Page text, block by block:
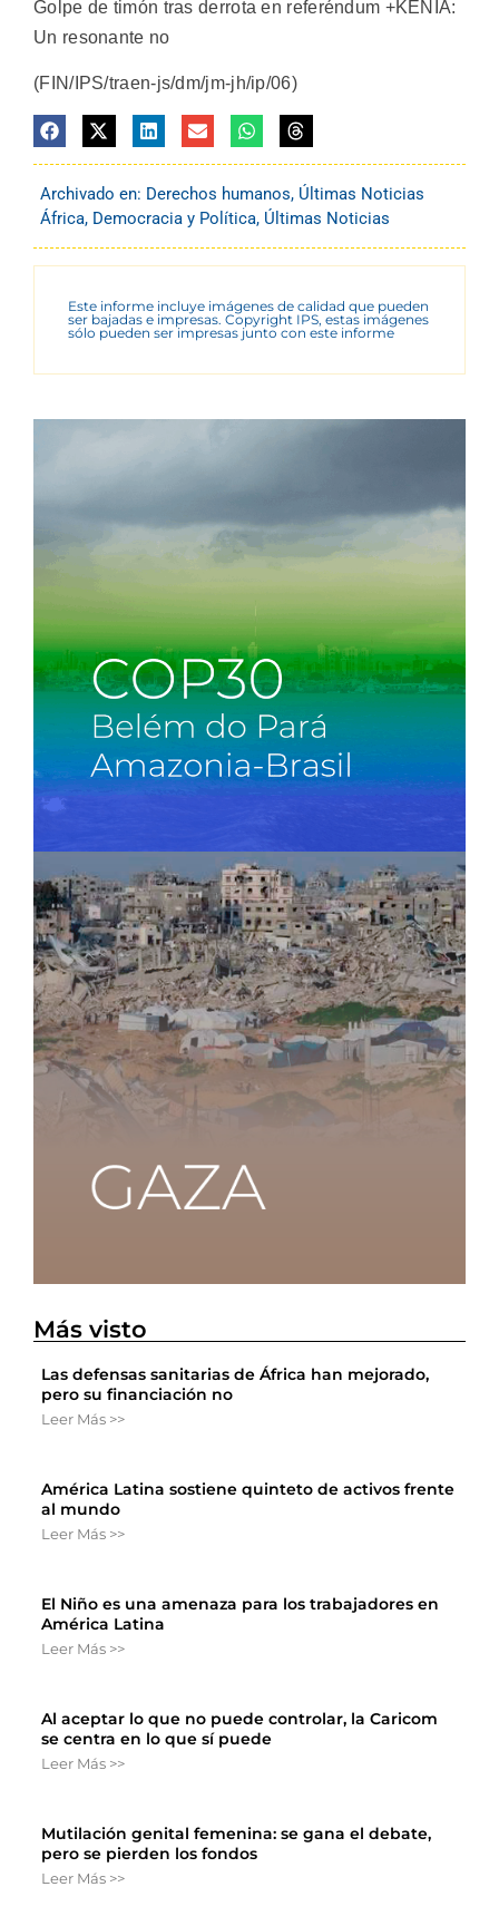
Golpe de timón tras derrota en referéndum +KENIA:
Un resonante no
(FIN/IPS/traen-js/dm/jm-jh/ip/06)
Archivado en: Derechos humanos, Últimas Noticias
África, Democracia y Política, Últimas Noticias
Este informe incluye imágenes de calidad que pueden
ser bajadas e impresas. Copyright IPS, estas imágenes
sólo pueden ser impresas junto con este informe
Más visto
Las defensas sanitarias de África han mejorado,
pero su financiación no
Leer Más >>
América Latina sostiene quinteto de activos frente
al mundo
Leer Más >>
El Niño es una amenaza para los trabajadores en
América Latina
Leer Más >>
Al aceptar lo que no puede controlar, la Caricom
se centra en lo que sí puede
Leer Más >>
Mutilación genital femenina: se gana el debate,
pero se pierden los fondos
Leer Más >>